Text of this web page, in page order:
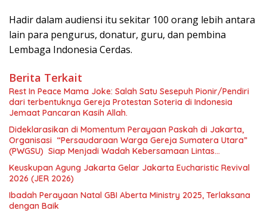
Hadir dalam audiensi itu sekitar 100 orang lebih antara
lain para pengurus, donatur, guru, dan pembina
Lembaga Indonesia Cerdas.
Berita Terkait
Rest In Peace Mama Joke: Salah Satu Sesepuh Pionir/Pendiri
dari terbentuknya Gereja Protestan Soteria di Indonesia
Jemaat Pancaran Kasih Allah.
Dideklarasikan di Momentum Perayaan Paskah di Jakarta,
Organisasi “Persaudaraan Warga Gereja Sumatera Utara”
(PWGSU) Siap Menjadi Wadah Kebersamaan Lintas
Denominasi untuk Menghimpun Potensi Warga Gereja
Diaspora untuk Menjawab Tantangan Sosial Bangsa
Keuskupan Agung Jakarta Gelar Jakarta Eucharistic Revival
2026 (JER 2026)
Ibadah Perayaan Natal GBI Aberta Ministry 2025, Terlaksana
dengan Baik